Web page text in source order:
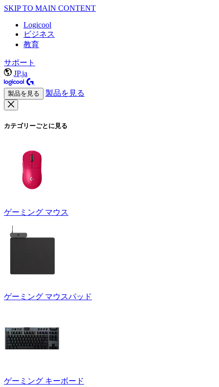
SKIP TO MAIN CONTENT
Logicool
ビジネス
教育
サポート
JP,ja
製品を見る 製品を見る
カテゴリーごとに見る
ゲーミング マウス
ゲーミング マウスパッド
ゲーミング キーボード